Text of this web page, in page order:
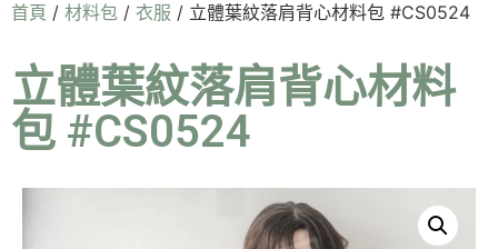
首頁 / 材料包 / 衣服 / 立體葉紋落肩背心材料包 #CS0524
立體葉紋落肩背心材料
包 #CS0524